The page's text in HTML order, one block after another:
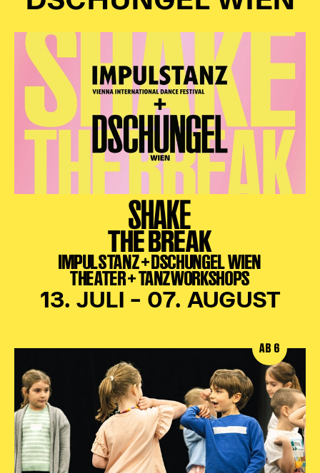
SHAKE
THE BREAK
IMPULSTANZ + DSCHUNGEL WIEN
THEATER + TANZWORKSHOPS
13. JULI – 07. AUGUST
AB 6